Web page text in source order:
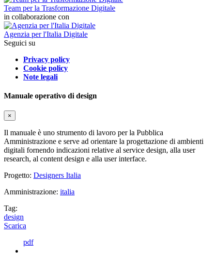
Team per la Trasformazione Digitale
in collaborazione con
Agenzia per l'Italia Digitale
Seguici su
Privacy policy
Cookie policy
Note legali
Manuale operativo di design
×
Il manuale è uno strumento di lavoro per la Pubblica
Amministrazione e serve ad orientare la progettazione di ambienti
digitali fornendo indicazioni relative al service design, alla user
research, al content design e alla user interface.
Progetto: Designers Italia
Amministrazione: italia
Tag:
design
Scarica
pdf